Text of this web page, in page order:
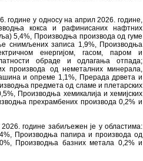
године у односу на април 2026. године,
кокса и рафинисаних нафтних
5,4%, Производња производа од гуме
снимљених записа 1,9%, Производња
енергијом, гасом, паром и
обраде и одлагања отпада;
производа од неметалних минерала,
и опреме 1,1%, Прерада дрвета и
предмета од сламе и плетарских
Производња хемикалија и хемијских
прехрамбених производа 0,2% и
године забиљежен је у областима:
Производња папира и производа од
Производња базних метала 0,2% и